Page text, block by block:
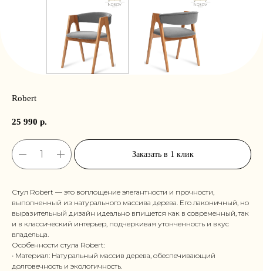
Robert
25 990 р.
Заказать в 1 клик
Стул Robert — это воплощение элегантности и прочности,
выполненный из натурального массива дерева. Его лаконичный, но
выразительный дизайн идеально впишется как в современный, так
и в классический интерьер, подчеркивая утонченность и вкус
владельца.
Особенности стула Robert:
• Материал: Натуральный массив дерева, обеспечивающий
долговечность и экологичность.